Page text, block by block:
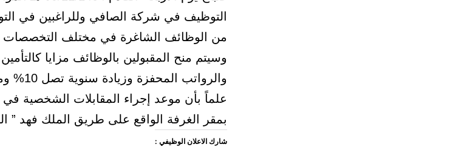
التوظيف في شركة الصافي وللراغبين في
من الوظائف الشاغرة في مختلف التخصصات
وسيتم منح المقبولين بالوظائف مزايا
والرواتب المحفزة وزيادة سنوية تصل 10% ومكافئة سنوية حسب الدرجة.
بمقر الغرفة الواقع على طريق الملك فهد ”
شارك الاعلان الوظيفي :